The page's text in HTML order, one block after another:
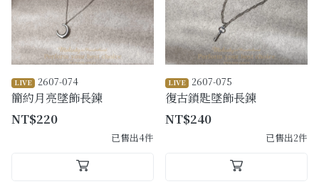
LIVE 2607-074
簡約月亮墜飾長鍊
NT$220
已售出4件
LIVE 2607-075
復古鎖匙墜飾長鍊
NT$240
已售出2件